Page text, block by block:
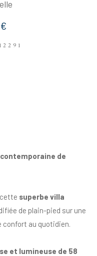
de
cette superbe villa
de plain-pied sur une
confort au quotidien.
et lumineuse de 58